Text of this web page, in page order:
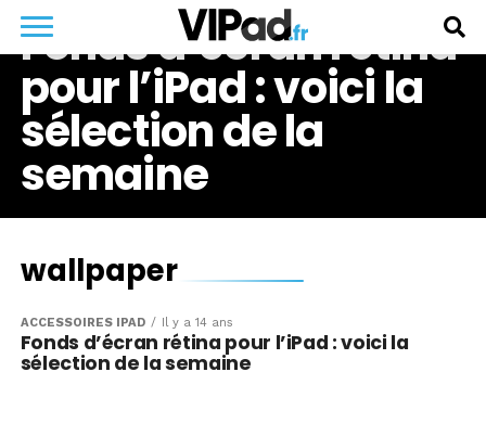
Fonds d’écran rétina
pour l’iPad : voici la
sélection de la
semaine
wallpaper
ACCESSOIRES IPAD Il y a 14 ans
Fonds d’écran rétina pour l’iPad : voici la
sélection de la semaine